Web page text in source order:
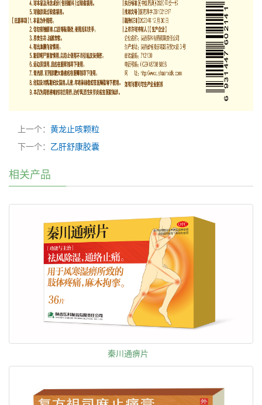
上一个： 黄龙止咳颗粒
下一个： 乙肝舒康胶囊
相关产品
秦川通痹片